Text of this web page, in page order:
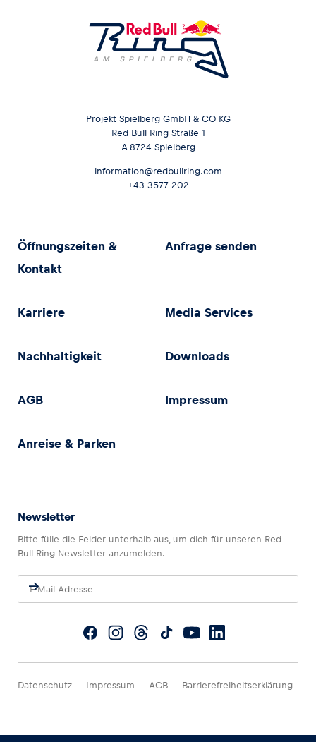
Projekt Spielberg GmbH & CO KG
Red Bull Ring Straße 1
A-8724 Spielberg
information@redbullring.com
+43 3577 202
Öffnungszeiten &
Kontakt
Anfrage senden
Karriere Media Services
Nachhaltigkeit Downloads
AGB Impressum
Anreise & Parken
Newsletter
Bitte fülle die Felder unterhalb aus, um dich für unseren Red
Bull Ring Newsletter anzumelden.
Datenschutz Impressum AGB Barrierefreiheitserklärung